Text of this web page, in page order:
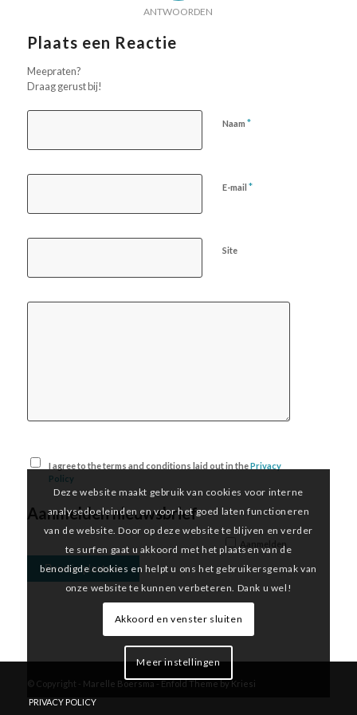
ANTWOORDEN
Plaats een Reactie
Meepraten?
Draag gerust bij!
Naam *
E-mail *
Site
I agree to the terms and conditions laid out in thePrivacy
Policy
Aanmelden nieuwsbrief
© Copyright - Marelle Boersma-Enfold Theme by Kriesi
PRIVACY POLICY
Deze website maakt gebruik van cookies voor interne
analysedoeleinden en voor het goed laten functioneren
van de website. Door op deze website te blijven en verder
te surfen gaat u akkoord met het plaatsen van de
benodigde cookies en helpt u ons het gebruikersgemak van
onze website te kunnen verbeteren. Dank u wel!
Akkoord en venster sluiten
Meer instellingen